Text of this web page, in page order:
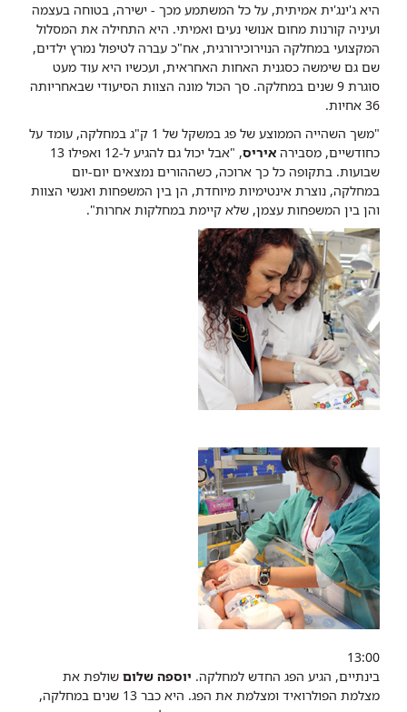
היא ג'ינג'ית אמיתית, על כל המשתמע מכך - ישירה, בטוחה בעצמה
ועיניה קורנות מחום אנושי נעים ואמיתי. היא התחילה את המסלול
המקצועי במחלקה הנוירוכירורגית, אח"כ עברה לטיפול נמרץ ילדים,
שם גם שימשה כסגנית האחות האחראית, ועכשיו היא עוד מעט
סוגרת 9 שנים במחלקה. סך הכול מונה הצוות הסיעודי שבאחריותה
36 אחיות.
"משך השהייה הממוצע של פג במשקל של 1 ק"ג במחלקה, עומד על
כחודשיים, מסבירה איריס
, "אבל יכול גם להגיע ל-12 ואפילו 13
שבועות. בתקופה כל כך ארוכה, כשההורים נמצאים יום-יום
במחלקה, נוצרת אינטימיות מיוחדת, הן בין המשפחות ואנשי הצוות
והן בין המשפחות עצמן, שלא קיימת במחלקות אחרות".
13:00
בינתיים, הגיע הפג החדש למחלקה. יוספה שלום שולפת את
מצלמת הפולרואיד ומצלמת את הפג. היא כבר 13 שנים במחלקה,